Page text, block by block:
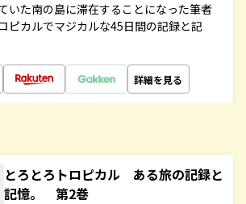
いた南の島に滞在することになった筆者
ピカルでマジカルな45日間の記録と記
詳細を見る
とろとろトロピカル ある旅の記録と
記憶。 第2巻